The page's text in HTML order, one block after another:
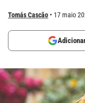
Tomás Cascão 17 maio